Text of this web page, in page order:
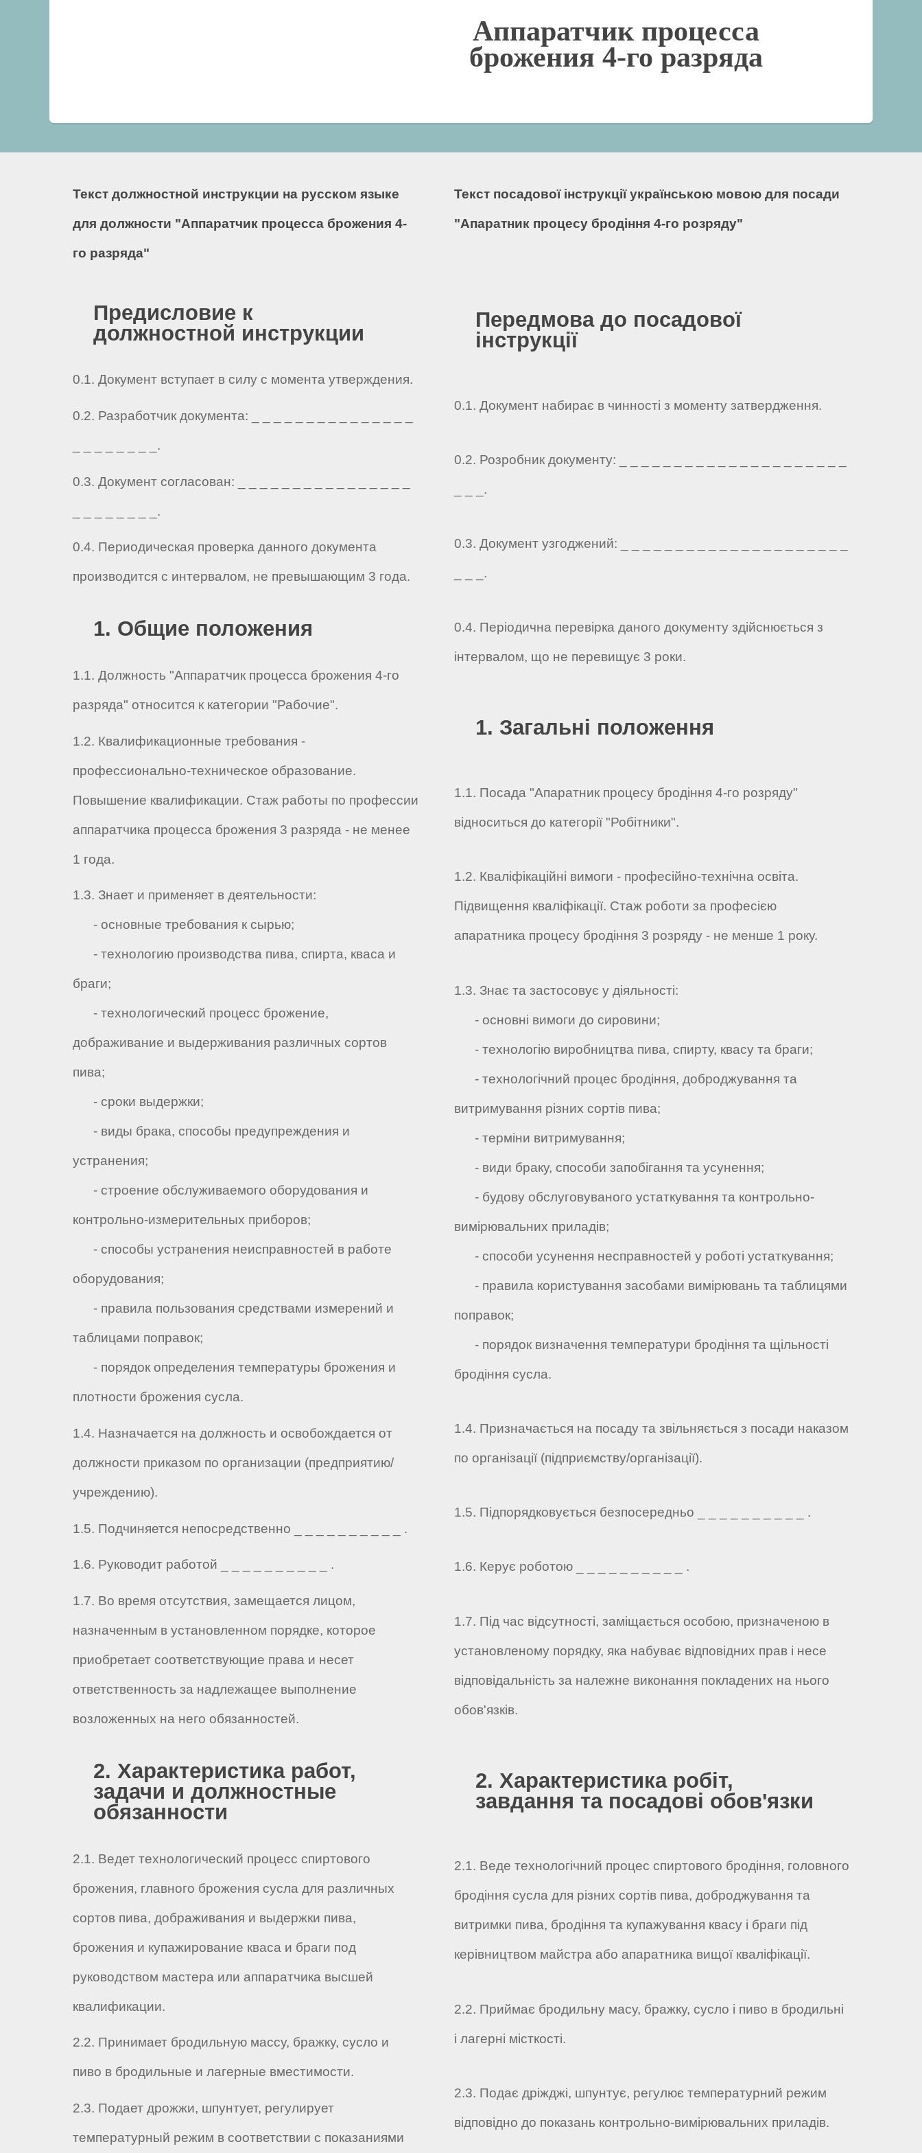
Аппаратчик процесса
брожения 4-го разряда
Текст должностной инструкции на русском языке
для должности "Аппаратчик процесса брожения 4-
го разряда"
Предисловие к
должностной инструкции
0.1. Документ вступает в силу с момента утверждения.
0.2. Разработчик документа: _ _ _ _ _ _ _ _ _ _ _ _ _ _ _
_ _ _ _ _ _ _ _.
0.3. Документ согласован: _ _ _ _ _ _ _ _ _ _ _ _ _ _ _ _
_ _ _ _ _ _ _ _.
0.4. Периодическая проверка данного документа
производится с интервалом, не превышающим 3 года.
1. Общие положения
1.1. Должность "Аппаратчик процесса брожения 4-го
разряда" относится к категории "Рабочие".
1.2. Квалификационные требования -
профессионально-техническое образование.
Повышение квалификации. Стаж работы по профессии
аппаратчика процесса брожения 3 разряда - не менее
1 года.
1.3. Знает и применяет в деятельности:
- основные требования к сырью;
- технологию производства пива, спирта, кваса и
браги;
- технологический процесс брожение,
дображивание и выдерживания различных сортов
пива;
- сроки выдержки;
- виды брака, способы предупреждения и
устранения;
- строение обслуживаемого оборудования и
контрольно-измерительных приборов;
- способы устранения неисправностей в работе
оборудования;
- правила пользования средствами измерений и
таблицами поправок;
- порядок определения температуры брожения и
плотности брожения сусла.
1.4. Назначается на должность и освобождается от
должности приказом по организации (предприятию/
учреждению).
1.5. Подчиняется непосредственно _ _ _ _ _ _ _ _ _ _ .
1.6. Руководит работой _ _ _ _ _ _ _ _ _ _ .
1.7. Во время отсутствия, замещается лицом,
назначенным в установленном порядке, которое
приобретает соответствующие права и несет
ответственность за надлежащее выполнение
возложенных на него обязанностей.
2. Характеристика работ,
задачи и должностные
обязанности
2.1. Ведет технологический процесс спиртового
брожения, главного брожения сусла для различных
сортов пива, дображивания и выдержки пива,
брожения и купажирование кваса и браги под
руководством мастера или аппаратчика высшей
квалификации.
2.2. Принимает бродильную массу, бражку, сусло и
пиво в бродильные и лагерные вместимости.
2.3. Подает дрожжи, шпунтует, регулирует
температурный режим в соответствии с показаниями
Текст посадової інструкції українською мовою для посади
"Апаратник процесу бродіння 4-го розряду"
Передмова до посадової
інструкції
0.1. Документ набирає в чинності з моменту затвердження.
0.2. Розробник документу: _ _ _ _ _ _ _ _ _ _ _ _ _ _ _ _ _ _ _ _ _
_ _ _.
0.3. Документ узгоджений: _ _ _ _ _ _ _ _ _ _ _ _ _ _ _ _ _ _ _ _ _
_ _ _.
0.4. Періодична перевірка даного документу здійснюється з
інтервалом, що не перевищує 3 роки.
1. Загальні положення
1.1. Посада "Апаратник процесу бродіння 4-го розряду"
відноситься до категорії "Робітники".
1.2. Кваліфікаційні вимоги - професійно-технічна освіта.
Підвищення кваліфікації. Стаж роботи за професією
апаратника процесу бродіння 3 розряду - не менше 1 року.
1.3. Знає та застосовує у діяльності:
- основні вимоги до сировини;
- технологію виробництва пива, спирту, квасу та браги;
- технологічний процес бродіння, доброджування та
витримування різних сортів пива;
- терміни витримування;
- види браку, способи запобігання та усунення;
- будову обслуговуваного устаткування та контрольно-
вимірювальних приладів;
- способи усунення несправностей у роботі устаткування;
- правила користування засобами вимірювань та таблицями
поправок;
- порядок визначення температури бродіння та щільності
бродіння сусла.
1.4. Призначається на посаду та звільняється з посади наказом
по організації (підприємству/організації).
1.5. Підпорядковується безпосередньо _ _ _ _ _ _ _ _ _ _ .
1.6. Керує роботою _ _ _ _ _ _ _ _ _ _ .
1.7. Під час відсутності, заміщається особою, призначеною в
установленому порядку, яка набуває відповідних прав і несе
відповідальність за належне виконання покладених на нього
обов'язків.
2. Характеристика робіт,
завдання та посадові обов'язки
2.1. Веде технологічний процес спиртового бродіння, головного
бродіння сусла для різних сортів пива, доброджування та
витримки пива, бродіння та купажування квасу і браги під
керівництвом майстра або апаратника вищої кваліфікації.
2.2. Приймає бродильну масу, бражку, сусло і пиво в бродильні
і лагерні місткості.
2.3. Подає дріжджі, шпунтує, регулює температурний режим
відповідно до показань контрольно-вимірювальних приладів.